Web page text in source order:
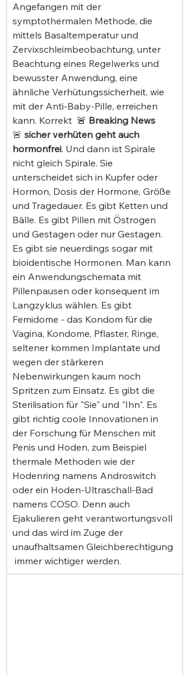
Angefangen mit der
symptothermalen Methode, die
mittels Basaltemperatur und
Zervixschleimbeobachtung, unter
Beachtung eines Regelwerks und
bewusster Anwendung, eine
ähnliche Verhütungssicherheit, wie
mit der Anti-Baby-Pille, erreichen
kann. Korrekt 🚨 Breaking News
🚨 sicher verhüten geht auch
hormonfrei. Und dann ist Spirale
nicht gleich Spirale. Sie
unterscheidet sich in Kupfer oder
Hormon, Dosis der Hormone, Größe
und Tragedauer. Es gibt Ketten und
Bälle. Es gibt Pillen mit Östrogen
und Gestagen oder nur Gestagen.
Es gibt sie neuerdings sogar mit
bioidentische Hormonen. Man kann
ein Anwendungschemata mit
Pillenpausen oder konsequent im
Langzyklus wählen. Es gibt
Femidome - das Kondom für die
Vagina, Kondome, Pflaster, Ringe,
seltener kommen Implantate und
wegen der stärkeren
Nebenwirkungen kaum noch
Spritzen zum Einsatz. Es gibt die
Sterilisation für "Sie" und "Ihn". Es
gibt richtig coole Innovationen in
der Forschung für Menschen mit
Penis und Hoden, zum Beispiel
thermale Methoden wie der
Hodenring namens Androswitch
oder ein Hoden-Ultraschall-Bad
namens COSO. Denn auch
Ejakulieren geht verantwortungsvoll
und das wird im Zuge der
unaufhaltsamen Gleichberechtigung
immer wichtiger werden.